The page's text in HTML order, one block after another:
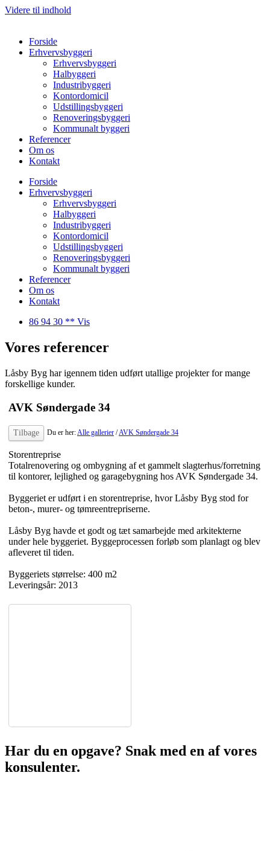
Videre til indhold
Forside
Erhvervsbyggeri
Erhvervsbyggeri
Halbyggeri
Industribyggeri
Kontordomicil
Udstillingsbyggeri
Renoveringsbyggeri
Kommunalt byggeri
Referencer
Om os
Kontakt
Forside
Erhvervsbyggeri
Erhvervsbyggeri
Halbyggeri
Industribyggeri
Kontordomicil
Udstillingsbyggeri
Renoveringsbyggeri
Kommunalt byggeri
Referencer
Om os
Kontakt
86 94 30 ** Vis
Vores referencer
Låsby Byg har igennem tiden udført utallige projekter for mange
forskellige kunder.
AVK Søndergade 34
Tilbage Du er her:Alle gallerier /AVK Søndergade 34
Storentreprise
Totalrenovering og ombygning af et gammelt slagterhus/forretning
til kontorer, lejlighed og garagebygning hos AVK Søndergade 34.
Byggeriet er udført i en storentreprise, hvor Låsby Byg stod for
beton-, murer- og tømreentrepriserne.
Låsby Byg havde et godt og tæt samarbejde med arkitekterne
under hele byggeriet. Byggeprocessen forløb som planlagt og blev
afleveret til tiden.
Byggeriets størrelse: 400 m2
Leveringsår: 2013
Har du en opgave? Snak med en af vores
konsulenter.